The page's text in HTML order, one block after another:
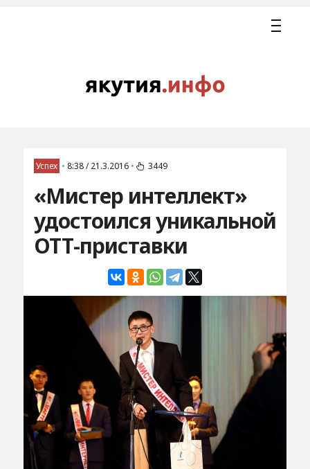
Успех • 8:38 / 21.3.2016 • 3449
«Мистер интеллект»
удостоился уникальной
ОТТ-приставки